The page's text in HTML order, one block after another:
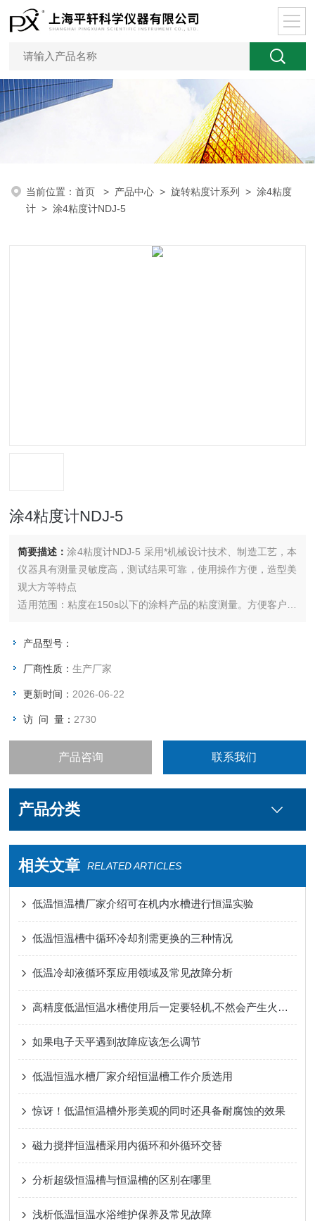
当前位置：首页 > 产品中心 >旋转粘度计系列 >涂4粘度
计 > 涂4粘度计NDJ-5
涂4粘度计NDJ-5
简要描述：涂4粘度计NDJ-5 采用*机械设计技术、制造工艺，本
仪器具有测量灵敏度高，测试结果可靠，使用操作方便，造型美
观大方等特点
适用范围：粘度在150s以下的涂料产品的粘度测量。方便客户在
产品型号：
厂商性质：生产厂家
更新时间： 2026-06-22
访 问 量： 2730
产品咨询 联系我们
产品分类
相关文章 RELATED ARTICLES
低温恒温槽厂家介绍可在机内水槽进行恒温实验
低温恒温槽中循环冷却剂需更换的三种情况
低温冷却液循环泵应用领域及常见故障分析
高精度低温恒温水槽使用后一定要轻机,不然会产生火灾的危险
如果电子天平遇到故障应该怎么调节
低温恒温水槽厂家介绍恒温槽工作介质选用
惊讶！低温恒温槽外形美观的同时还具备耐腐蚀的效果
磁力搅拌恒温槽采用内循环和外循环交替
分析超级恒温槽与恒温槽的区别在哪里
浅析低温恒温水浴维护保养及常见故障